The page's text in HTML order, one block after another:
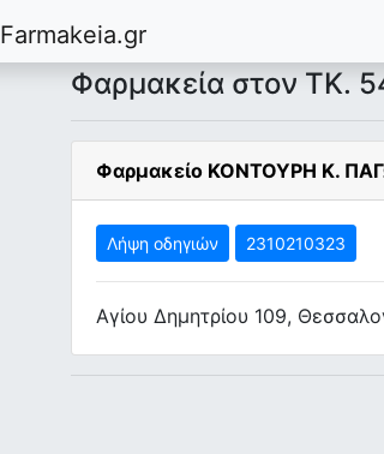
Farmakeia.gr
Φαρμακεία στον ΤΚ.
Φαρμακείο ΚΟΝΤΟΥΡΗ Κ.
Λήψη οδηγιών 2310210323
Αγίου Δημητρίου 109,